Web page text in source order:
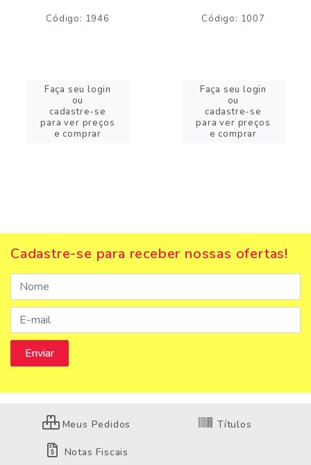
Código: 1946
Faça seu login
ou
cadastre-se
para ver preços
e comprar
Código: 1007
Faça seu login
ou
cadastre-se
para ver preços
e comprar
Cadastre-se para receber nossas ofertas!
Meus Pedidos Títulos
Notas Fiscais